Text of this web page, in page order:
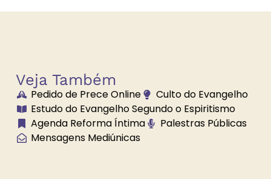
Brilhe a Vossa
Luz
Bússola
Espiritual
Veja Também
Pedido de Prece Online
Culto do Evangelho
Estudo do Evangelho Segundo o Espiritismo
Agenda Reforma Íntima
Palestras Públicas
Mensagens Mediúnicas